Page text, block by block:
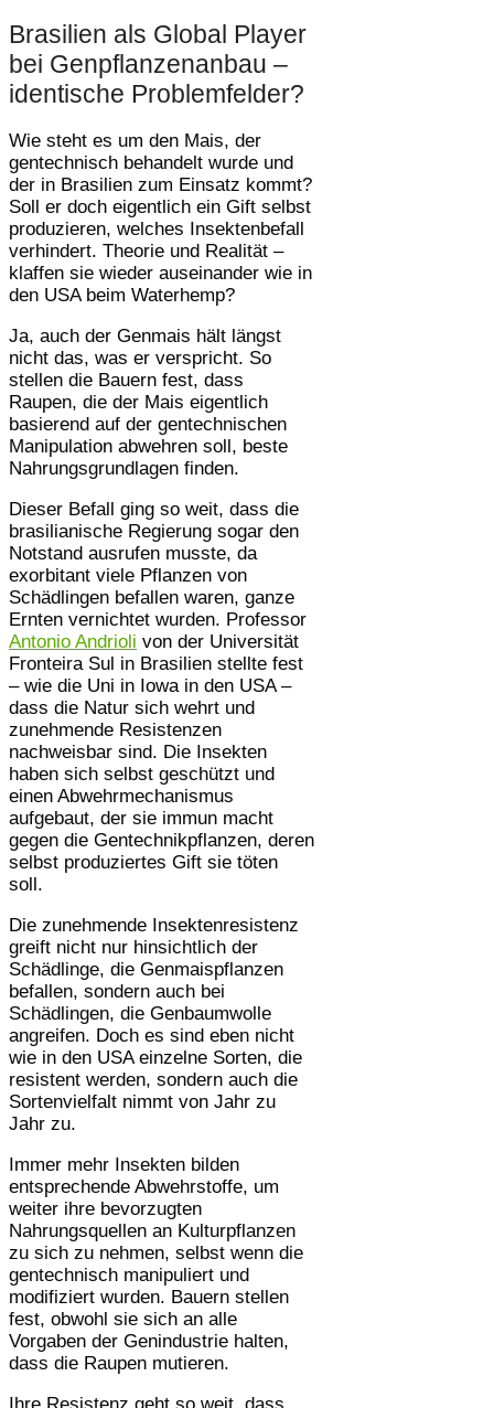
Brasilien als Global Player
bei Genpflanzenanbau –
identische Problemfelder?
Wie steht es um den Mais, der
gentechnisch behandelt wurde und
der in Brasilien zum Einsatz kommt?
Soll er doch eigentlich ein Gift selbst
produzieren, welches Insektenbefall
verhindert. Theorie und Realität –
klaffen sie wieder auseinander wie in
den USA beim Waterhemp?
Ja, auch der Genmais hält längst
nicht das, was er verspricht. So
stellen die Bauern fest, dass
Raupen, die der Mais eigentlich
basierend auf der gentechnischen
Manipulation abwehren soll, beste
Nahrungsgrundlagen finden.
Dieser Befall ging so weit, dass die
brasilianische Regierung sogar den
Notstand ausrufen musste, da
exorbitant viele Pflanzen von
Schädlingen befallen waren, ganze
Ernten vernichtet wurden. Professor
Antonio Andrioli von der Universität
Fronteira Sul in Brasilien stellte fest
– wie die Uni in Iowa in den USA –
dass die Natur sich wehrt und
zunehmende Resistenzen
nachweisbar sind. Die Insekten
haben sich selbst geschützt und
einen Abwehrmechanismus
aufgebaut, der sie immun macht
gegen die Gentechnikpflanzen, deren
selbst produziertes Gift sie töten
soll.
Die zunehmende Insektenresistenz
greift nicht nur hinsichtlich der
Schädlinge, die Genmaispflanzen
befallen, sondern auch bei
Schädlingen, die Genbaumwolle
angreifen. Doch es sind eben nicht
wie in den USA einzelne Sorten, die
resistent werden, sondern auch die
Sortenvielfalt nimmt von Jahr zu
Jahr zu.
Immer mehr Insekten bilden
entsprechende Abwehrstoffe, um
weiter ihre bevorzugten
Nahrungsquellen an Kulturpflanzen
zu sich zu nehmen, selbst wenn die
gentechnisch manipuliert und
modifiziert wurden. Bauern stellen
fest, obwohl sie sich an alle
Vorgaben der Genindustrie halten,
dass die Raupen mutieren.